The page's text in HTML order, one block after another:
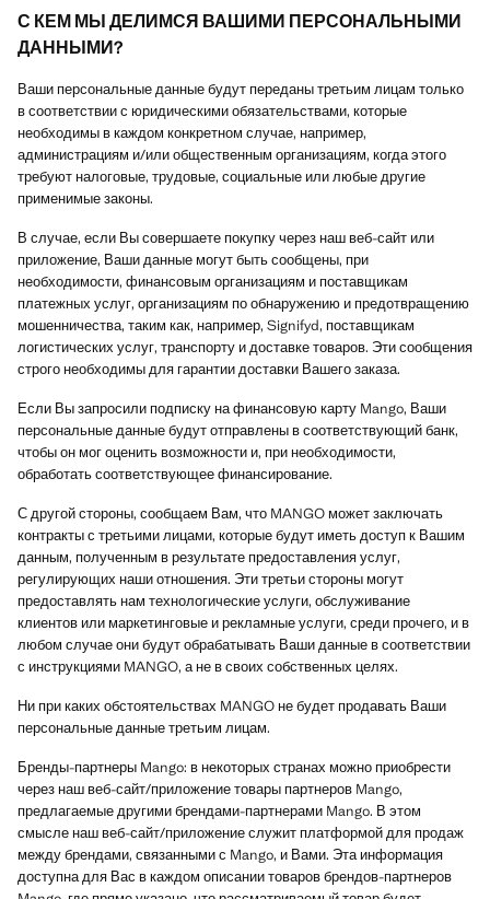
С КЕМ МЫ ДЕЛИМСЯ ВАШИМИ ПЕРСОНАЛЬНЫМИ
ДАННЫМИ?
Ваши персональные данные будут переданы третьим лицам только
в соответствии с юридическими обязательствами, которые
необходимы в каждом конкретном случае, например,
администрациям и/или общественным организациям, когда этого
требуют налоговые, трудовые, социальные или любые другие
применимые законы.
В случае, если Вы совершаете покупку через наш веб-сайт или
приложение, Ваши данные могут быть сообщены, при
необходимости, финансовым организациям и поставщикам
платежных услуг, организациям по обнаружению и предотвращению
мошенничества, таким как, например, Signifyd, поставщикам
логистических услуг, транспорту и доставке товаров. Эти сообщения
строго необходимы для гарантии доставки Вашего заказа.
Если Вы запросили подписку на финансовую карту Mango, Ваши
персональные данные будут отправлены в соответствующий банк,
чтобы он мог оценить возможности и, при необходимости,
обработать соответствующее финансирование.
С другой стороны, сообщаем Вам, что MANGO может заключать
контракты с третьими лицами, которые будут иметь доступ к Вашим
данным, полученным в результате предоставления услуг,
регулирующих наши отношения. Эти третьи стороны могут
предоставлять нам технологические услуги, обслуживание
клиентов или маркетинговые и рекламные услуги, среди прочего, и в
любом случае они будут обрабатывать Ваши данные в соответствии
с инструкциями MANGO, а не в своих собственных целях.
Ни при каких обстоятельствах MANGO не будет продавать Ваши
персональные данные третьим лицам.
Бренды-партнеры Mango: в некоторых странах можно приобрести
через наш веб-сайт/приложение товары партнеров Mango,
предлагаемые другими брендами-партнерами Mango. В этом
смысле наш веб-сайт/приложение служит платформой для продаж
между брендами, связанными с Mango, и Вами. Эта информация
доступна для Вас в каждом описании товаров брендов-партнеров